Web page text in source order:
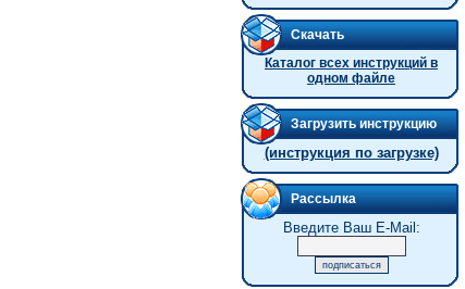
Скачать
Каталог всех инструкций в
одном файле
Загрузить инструкцию
(инструкция по загрузке)
Рассылка
Введите Ваш E-Mail: